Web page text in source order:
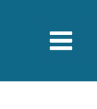
Menu